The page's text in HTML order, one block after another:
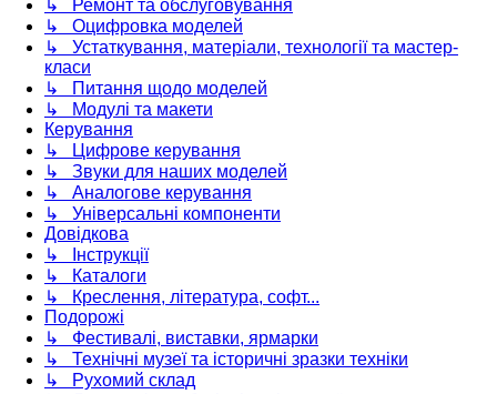
↳ Ремонт та обслуговування
↳ Оцифровка моделей
↳ Устаткування, матеріали, технології та мастер-
класи
↳ Питання щодо моделей
↳ Модулі та макети
Керування
↳ Цифрове керування
↳ Звуки для наших моделей
↳ Аналогове керування
↳ Універсальні компоненти
Довідкова
↳ Інструкції
↳ Каталоги
↳ Креслення, література, софт...
Подорожі
↳ Фестивалі, виставки, ярмарки
↳ Технічні музеї та історичні зразки техніки
↳ Рухомий склад